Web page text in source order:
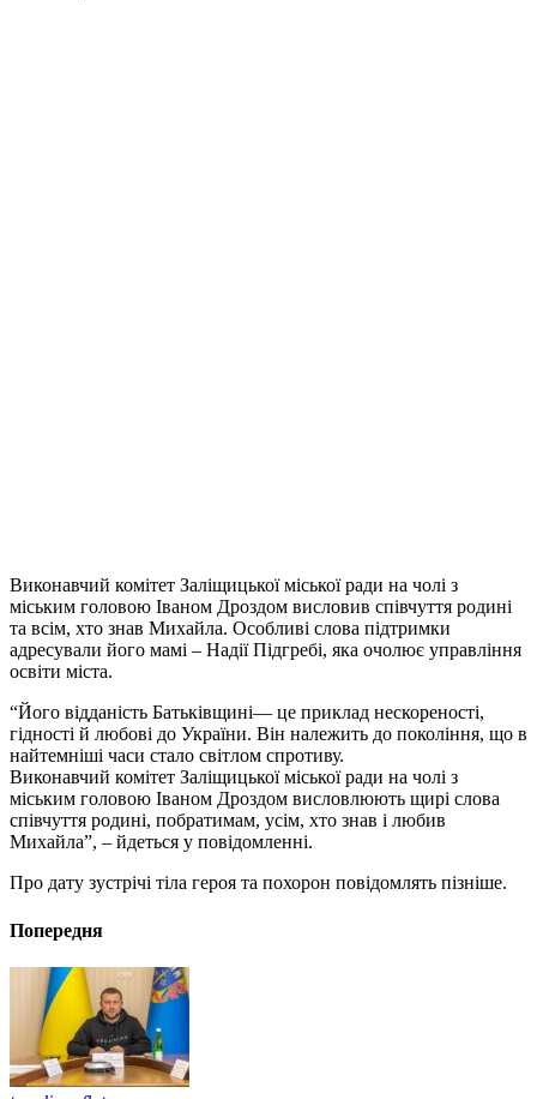
Виконавчий комітет Заліщицької міської ради на чолі з
міським головою Іваном Дроздом висловив співчуття родині
та всім, хто знав Михайла. Особливі слова підтримки
адресували його мамі – Надії Підгребі, яка очолює управління
освіти міста.
“Його відданість Батьківщині— це приклад нескореності,
гідності й любові до України. Він належить до покоління, що в
найтемніші часи стало світлом спротиву.
Виконавчий комітет Заліщицької міської ради на чолі з
міським головою Іваном Дроздом висловлюють щирі слова
співчуття родині, побратимам, усім, хто знав і любив
Михайла”, – йдеться у повідомленні.
Про дату зустрічі тіла героя та похорон повідомлять пізніше.
Попередня